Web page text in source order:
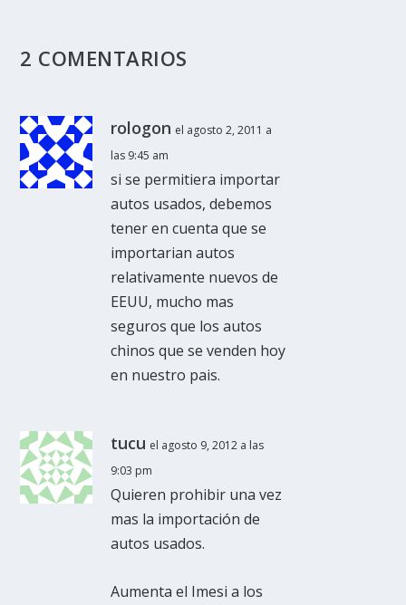
2 COMENTARIOS
rologon el agosto 2, 2011 a
las 9:45 am
si se permitiera importar
autos usados, debemos
tener en cuenta que se
importarian autos
relativamente nuevos de
EEUU, mucho mas
seguros que los autos
chinos que se venden hoy
en nuestro pais.
tucu el agosto 9, 2012 a las
9:03 pm
Quieren prohibir una vez
mas la importación de
autos usados.
Aumenta el Imesi a los